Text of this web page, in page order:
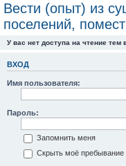
Вести (опыт) из
поселений,
У вас нет доступа на чтение тем
ВХОД
Имя пользователя:
Пароль:
Запомнить меня
Скрыть моё пребывание